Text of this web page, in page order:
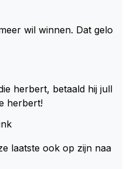
ooit gediskwalificeerd. J
ze brandstoof moete
denkt dat ze die ene li
bijv. 5 liter en dan di
Na x ronden
5 maar x liter inzitten.
wil winnen. Dat gelo
herbert, betaald hij jull
herbert!
laatste ook op zijn naa